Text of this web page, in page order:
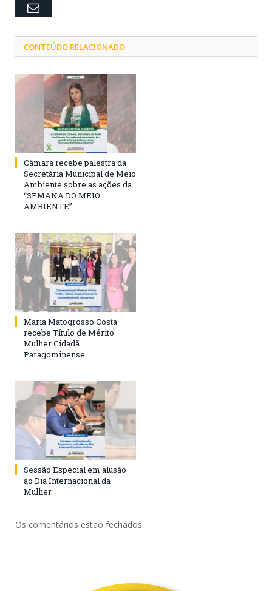
Email
CONTEÚDO RELACIONADO
Câmara recebe palestra da
Secretária Municipal de Meio
Ambiente sobre as ações da
“SEMANA DO MEIO
AMBIENTE”
Maria Matogrosso Costa
recebe Título de Mérito
Mulher Cidadã
Paragominense
Sessão Especial em alusão
ao Dia Internacional da
Mulher
Os comentários estão fechados.